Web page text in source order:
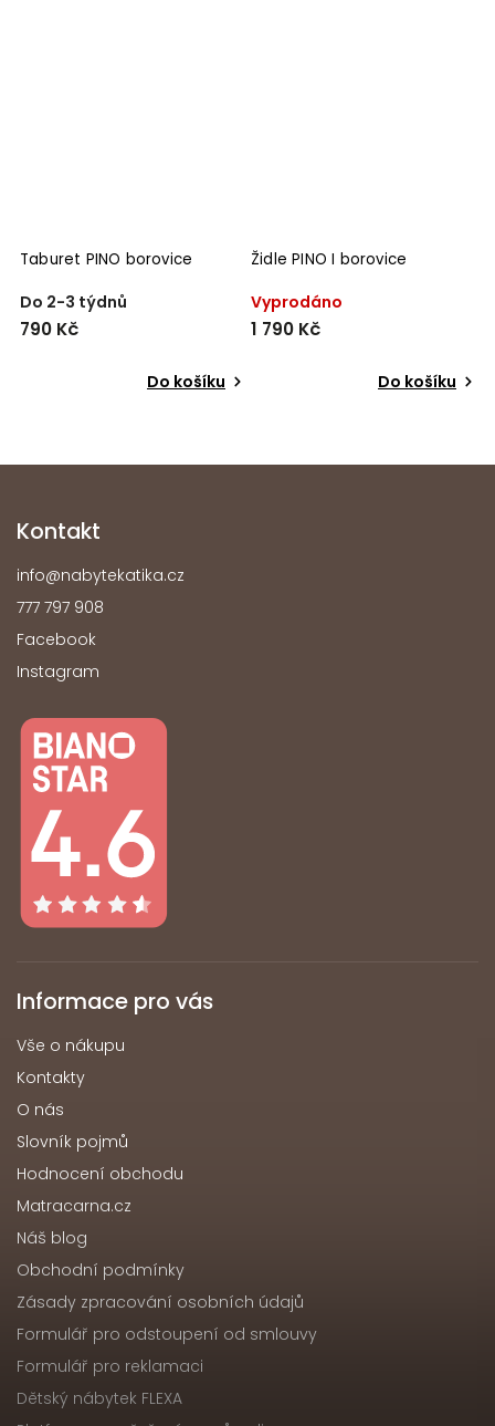
Taburet PINO borovice
Do 2-3 týdnů
790 Kč
Do košíku
Židle PINO I borovice
Vyprodáno
1 790 Kč
Do košíku
Kontakt
info@nabytekatika.cz
777 797 908
Facebook
Instagram
Informace pro vás
Vše o nákupu
Kontakty
O nás
Slovník pojmů
Hodnocení obchodu
Matracarna.cz
Náš blog
Obchodní podmínky
Zásady zpracování osobních údajů
Formulář pro odstoupení od smlouvy
Formulář pro reklamaci
Dětský nábytek FLEXA